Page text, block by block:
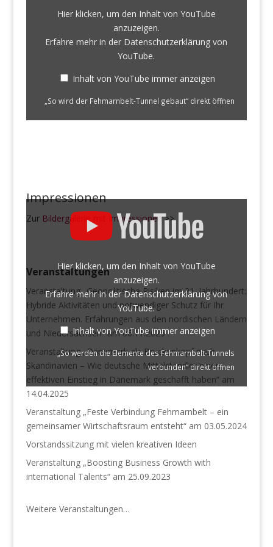
YouTube
Hier klicken, um den Inhalt von YouTube
anzuzeigen.
Erfahre mehr in der Datenschutzerklärung von
YouTube.
Inhalt von YouTube immer anzeigen
„So wird der Fehmarnbelt-Tunnel gebaut“ direkt öffnen
„So
werden
die
verbunden“
YouTube
anzeigen
Hier klicken, um den Inhalt von YouTube
anzuzeigen.
Erfahre mehr in derDatenschutzerklärung von
YouTube.
Inhalt von YouTube immer anzeigen
„So werden die Elemente des Fehmarnbelt-Tunnels
verbunden“ direkt öffnen
Impressionen
Zur Bildergalerie mit Impressionen>>
Veranstaltungen
Veranstaltung „Geopolitische Risiken im 21. Jahrhundert:
Hybride Aktivitäten und notwendiger Schutz für Ihr
Unternehmen. Erfahrungen aus den nordischen Ländern
und Niedersachsen“ am 06.11.2025
Veranstaltung „Dänemark als Brückenkopf nach
Skandinavien – Wie deutsche Mittelständler einen
effektiven Einstieg in Dänemark geschafft haben“ am
14.04.2025
Veranstaltung „Feste Verbindung Fehmarnbelt – ein
gemeinsamer Wirtschaftsraum entsteht“ am 03.05.2024
Vorstandssitzung mit vielen kreativen Ideen
Veranstaltung „Boosting Business Growth with
international Talents“ am 25.09.2023
Weitere Veranstaltungen…